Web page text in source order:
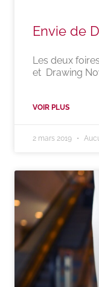
Envie de
Les deux
et Drawing
VOIR PLUS
2 mars 2019